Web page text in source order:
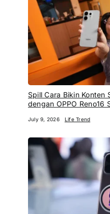
Spill Cara Bikin Konten
dengan OPPO Reno16
July 9, 2026 Life Trend